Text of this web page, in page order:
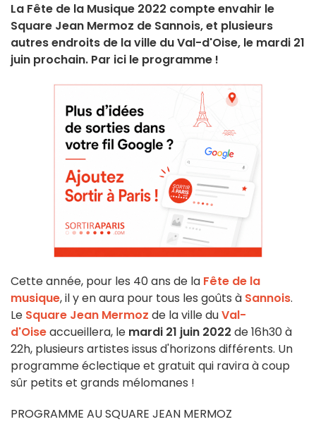
La Fête de la Musique 2022 compte envahir le
Square Jean Mermoz de Sannois, et plusieurs
autres endroits de la ville du Val-d'Oise, le mardi 21
juin prochain. Par ici le programme !
Cette année, pour les 40 ans de la Fête de la
musique, il y en aura pour tous les goûts à Sannois.
Le Square Jean Mermoz de la ville duVal-
d'Oiseaccueillera, le mardi 21 juin 2022 de 16h30 à
22h, plusieurs artistes issus d'horizons différents. Un
programme éclectique et gratuit qui ravira à coup
sûr petits et grands mélomanes !
PROGRAMME AU SQUARE JEAN MERMOZ